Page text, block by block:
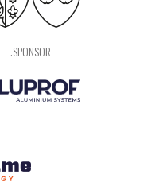
.SPONSOR